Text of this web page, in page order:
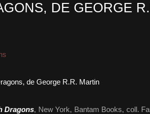
DE GEORGE
Dragons, New York, Bantam Books, coll.